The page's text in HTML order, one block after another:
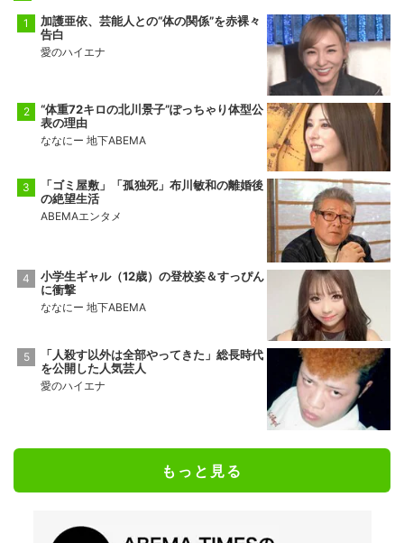
加護亜依、芸能人との“体の関係”を赤裸々
告白
愛のハイエナ
“体重72キロの北川景子”ぽっちゃり体型公
表の理由
ななにー 地下ABEMA
「ゴミ屋敷」「孤独死」布川敏和の離婚後
の絶望生活
ABEMAエンタメ
小学生ギャル（12歳）の登校姿＆すっぴん
に衝撃
ななにー 地下ABEMA
「人殺す以外は全部やってきた」総長時代
を公開した人気芸人
愛のハイエナ
もっと見る